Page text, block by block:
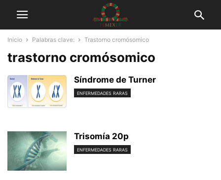
Inicio Palabras clave: Trastorno cromósomico
trastorno cromósomico
Síndrome de Turner
ENFERMEDADES RARAS
Trisomía 20p
ENFERMEDADES RARAS